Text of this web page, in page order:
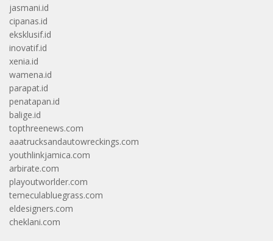
jasmani.id
cipanas.id
eksklusif.id
inovatif.id
xenia.id
wamena.id
parapat.id
penatapan.id
balige.id
topthreenews.com
aaatrucksandautowreckings.com
youthlinkjamica.com
arbirate.com
playoutworlder.com
temeculabluegrass.com
eldesigners.com
cheklani.com